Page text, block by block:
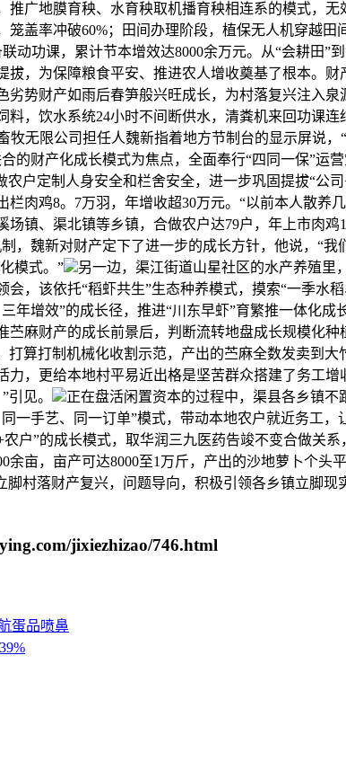
推广地膜育秧、水育秧取机播育秧相连系的模式，
笼盖率冲破60%；田间办理阶段，植保无人机穿越
动功课，累计节本增效达8000余万元。从“会耕田
拔，为保障粮食平安、推进农人增收奠基了根本。
劣势财产如雨后春笋般兴旺成长，为村落复兴注入
料，饮水系统24小时不间断供水，清粪机来回功课
牧无限公司担任人魏新指着地方节制台的显示屏说
的财产化成长模式为焦点，全面奉行“四同一保”
农户定制人身安全和栏舍安全，进一步巩固提拔“公
栏肉鸡8。7万羽，年增收超30万元。“以前本人散
镇、渠北镇等乡镇，合做农户达79户，年上市肉
，魏新对财产定下了进一步的成长方针，他说，“
模式。”
另一边，渠江街道山星社区的水产养殖里
，该依托“稻虾共生”生态种养模式，摸索“一季水
年增效”的成长径，推进“川东早虾”育繁推一体化
苎麻财产的成长前景后，判断流转地盘成长规模化
打算打制机械化收割示范，产出的苎麻全数发卖到
力，更给本地村平易近出格是坚苦群众搭建了务工
引见。
正在盘活闲置资本的过程中，渠县各乡镇
一手艺、同一订单”模式，带动本地农户就近务工
户”的成长模式，取华润三九医药告竣不变合做关
余亩，亩产可达8000至1万斤，产出的沙地萝卜个
脚村落财产复兴，问题导向，积极引领各乡镇立脚
jixiezhizao/746.html
蛋品喷鼻